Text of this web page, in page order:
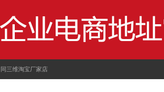
同三维淘宝厂家店